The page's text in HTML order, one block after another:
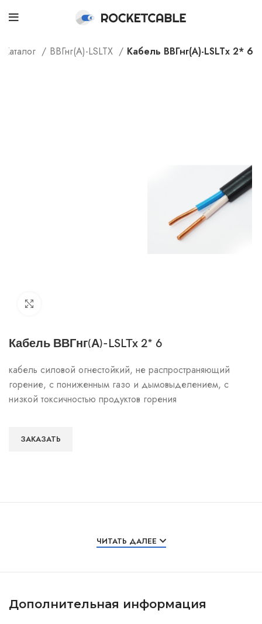
Каталог ВВГнг(А)-LSLTX Кабель ВВГнг(А)-LSLTx 2* 6
Кабель ВВГнг(А)-LSLTx 2* 6
кабель силовой огнестойкий, не распространяющий
горение, с пониженным газо и дымовыделением, с
низкой токсичностью продуктов горения
ЗАКАЗАТЬ
ЧИТАТЬ ДАЛЕЕ
Дополнительная информация